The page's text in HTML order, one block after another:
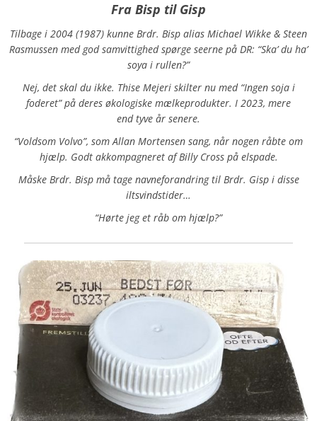
Fra Bisp til Gisp
Tilbage i 2004 (1987) kunne Brdr. Bisp alias Michael Wikke & Steen
Rasmussen med god samvittighed spørge seerne på DR: “Ska’ du ha’
soya i rullen?”
Nej, det skal du ikke. Thise Mejeri skilter nu med “Ingen soja i
foderet” på deres økologiske mælkeprodukter. I 2023, mere
endtyve år senere.
“Voldsom Volvo”, som Allan Mortensen sang, når nogen råbte om
hjælp. Godt akkompagneret af Billy Cross på elspade.
Måske Brdr. Bisp må tage navneforandring til Brdr. Gisp i disse
iltsvindstider…
“Hørte jeg et råb om hjælp?”